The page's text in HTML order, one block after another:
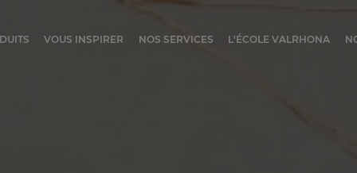
VOUS INSPIRER NOS SERVICES L'ÉCOLE VALRHONA